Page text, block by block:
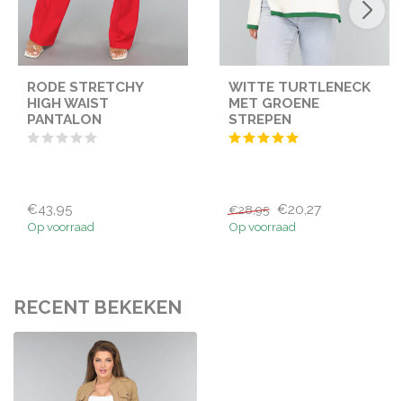
RODE STRETCHY
HIGH WAIST
PANTALON
€43,95
Op voorraad
WITTE TURTLENECK
MET GROENE
STREPEN
€28,95 €20,27
Op voorraad
RECENT BEKEKEN